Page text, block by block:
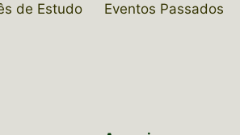
de Estudo
Eventos Passados